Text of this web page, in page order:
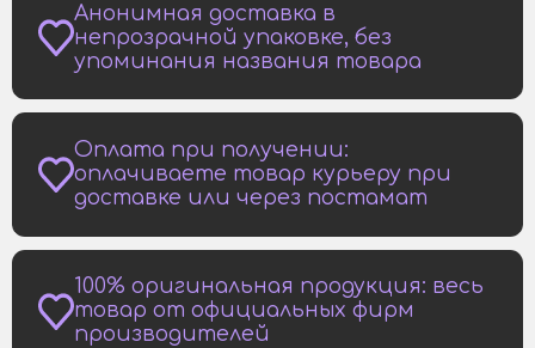
Анонимная доставка в
непрозрачной упаковке, без
упоминания названия товара
Оплата при получении:
оплачиваете товар курьеру при
доставке или через постамат
100% оригинальная продукция: весь
товар от официальных фирм
производителей